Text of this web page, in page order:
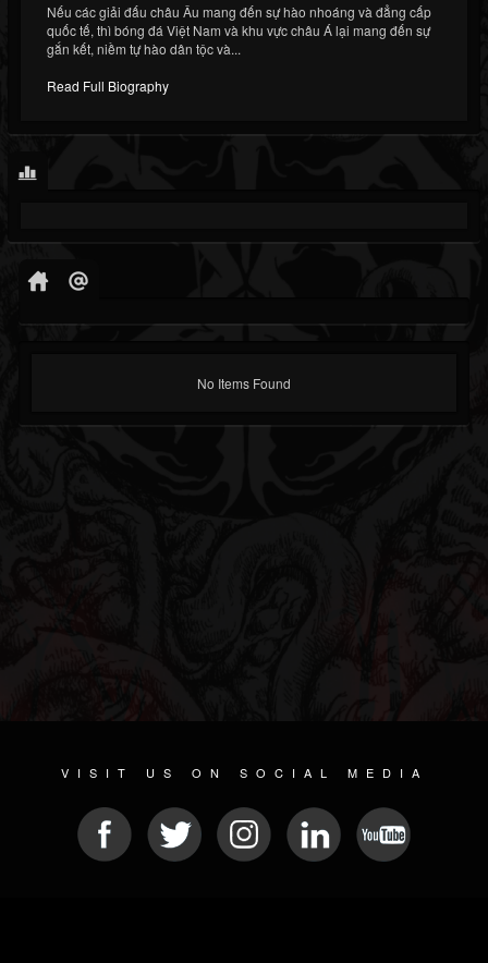
Nếu các giải đấu châu Âu mang đến sự hào nhoáng và đẳng cấp
quốc tế, thì bóng đá Việt Nam và khu vực châu Á lại mang đến sự
gắn kết, niềm tự hào dân tộc và...
Read Full Biography
No Items Found
VISIT US ON SOCIAL MEDIA